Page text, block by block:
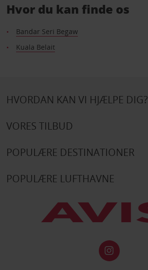
Hvor du kan finde os
Bandar Seri Begaw
Kuala Belait
HVORDAN KAN VI HJÆLPE DIG?
VORES TILBUD
POPULÆRE DESTINATIONER
POPULÆRE LUFTHAVNE